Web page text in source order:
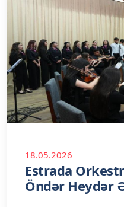
18.05.2026
Estrada
Öndər Heydər